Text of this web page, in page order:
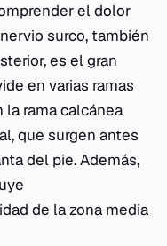
el dolor
surco, también
es el gran
en varias ramas
la rama calcánea
que surgen antes
del pie. Además,
de la zona media